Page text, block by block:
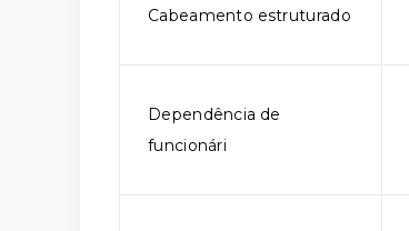
Cabeamento estruturado
Dependência de
funcionári